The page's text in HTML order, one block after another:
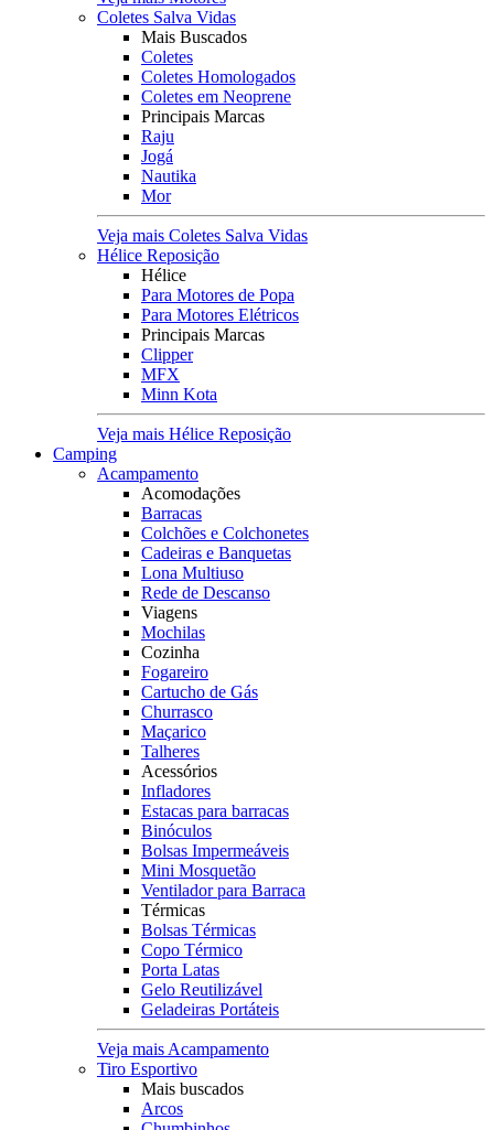
Coletes Salva Vidas
Mais Buscados
Coletes
Coletes Homologados
Coletes em Neoprene
Principais Marcas
Raju
Jogá
Nautika
Mor
Veja mais Coletes Salva Vidas
Hélice Reposição
Hélice
Para Motores de Popa
Para Motores Elétricos
Principais Marcas
Clipper
MFX
Minn Kota
Veja mais Hélice Reposição
Camping
Acampamento
Acomodações
Barracas
Colchões e Colchonetes
Cadeiras e Banquetas
Lona Multiuso
Rede de Descanso
Viagens
Mochilas
Cozinha
Fogareiro
Cartucho de Gás
Churrasco
Maçarico
Talheres
Acessórios
Infladores
Estacas para barracas
Binóculos
Bolsas Impermeáveis
Mini Mosquetão
Ventilador para Barraca
Térmicas
Bolsas Térmicas
Copo Térmico
Porta Latas
Gelo Reutilizável
Geladeiras Portáteis
Veja mais Acampamento
Tiro Esportivo
Mais buscados
Arcos